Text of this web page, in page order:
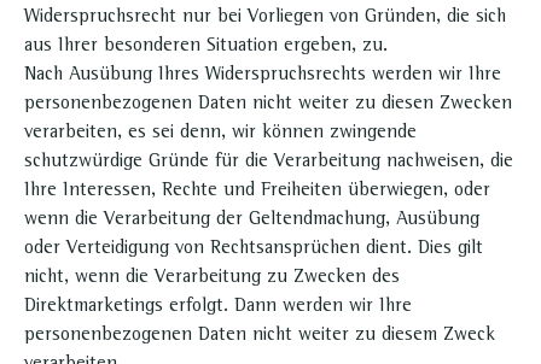
Widerspruchsrecht nur bei Vorliegen von Gründen, die sich
aus Ihrer besonderen Situation ergeben, zu.
Nach Ausübung Ihres Widerspruchsrechts werden wir Ihre
personenbezogenen Daten nicht weiter zu diesen Zwecken
verarbeiten, es sei denn, wir können zwingende
schutzwürdige Gründe für die Verarbeitung nachweisen, die
Ihre Interessen, Rechte und Freiheiten überwiegen, oder
wenn die Verarbeitung der Geltendmachung, Ausübung
oder Verteidigung von Rechtsansprüchen dient. Dies gilt
nicht, wenn die Verarbeitung zu Zwecken des
Direktmarketings erfolgt. Dann werden wir Ihre
personenbezogenen Daten nicht weiter zu diesem Zweck